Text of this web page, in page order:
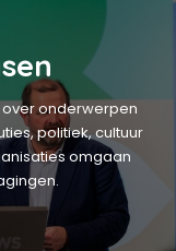
over onderwerpen
politiek, cultuur
omgaan